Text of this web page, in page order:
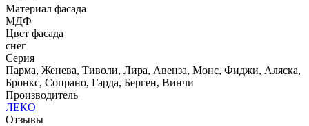
Материал фасада
МДФ
Цвет фасада
снег
Серия
Парма, Женева, Тиволи, Лира, Авенза, Монс, Фиджи, Аляска,
Бронкс, Сопрано, Гарда, Берген, Винчи
Производитель
ЛЕКО
Отзывы